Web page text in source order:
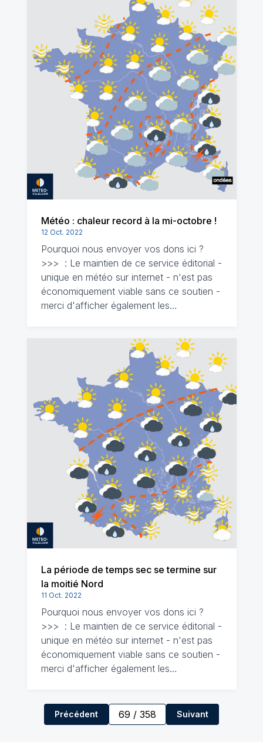
Météo : chaleur record à la mi-octobre !
12 Oct. 2022
Pourquoi nous envoyer vos dons ici ?
>>> : Le maintien de ce service éditorial -
unique en météo sur internet - n'est pas
économiquement viable sans ce soutien -
merci d'afficher également les…
La période de temps sec se termine sur
la moitié Nord
11 Oct. 2022
Pourquoi nous envoyer vos dons ici ?
>>> : Le maintien de ce service éditorial -
unique en météo sur internet - n'est pas
économiquement viable sans ce soutien -
merci d'afficher également les…
Précédent 69 / 358 Suivant